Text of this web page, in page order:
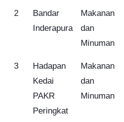
2
Bandar
Inderapura
Makanan
dan
Minuman
3
Hadapan
Kedai
PAKR
Peringkat
Makanan
dan
Minuman